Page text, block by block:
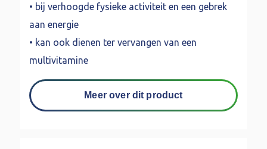
• bij verhoogde fysieke activiteit en een gebrek
aan energie
• kan ook dienen ter vervangen van een
multivitamine
Meer over dit product